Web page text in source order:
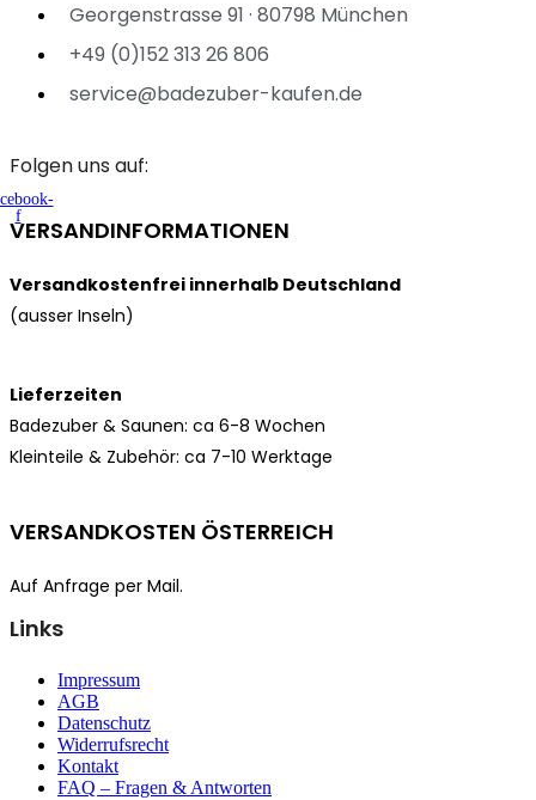
Georgenstrasse 91 · 80798 München
+49 (0)152 313 26 806
service@badezuber-kaufen.de
Folgen uns auf:
f
VERSANDINFORMATIONEN
Versandkostenfrei innerhalb Deutschland
(ausser Inseln)
Lieferzeiten
Badezuber & Saunen: ca 6-8 Wochen
Kleinteile & Zubehör: ca 7-10 Werktage
VERSANDKOSTEN ÖSTERREICH
Auf Anfrage per Mail.
Links
Impressum
AGB
Datenschutz
Widerrufsrecht
Kontakt
FAQ – Fragen & Antworten